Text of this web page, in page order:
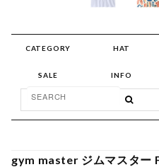
CATEGORY HAT
SALE INFO
gym master ジムマスター